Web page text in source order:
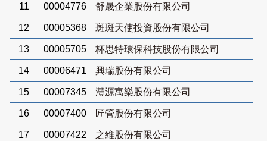
11 00004776 舒晟企業股份有限公司
12 00005368 斑斑天使投資股份有限公司
13 00005705 杯思特環保科技股份有限公司
14 00006471 興瑞股份有限公司
15 00007345 灃源寓樂股份有限公司
16 00007400 匠管股份有限公司
17 00007422 之維股份有限公司